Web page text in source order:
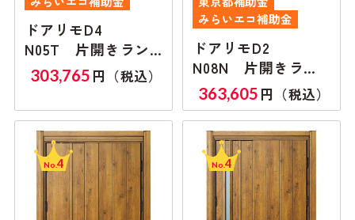
ドアリモD4
N05T 片開きラン
マ無し
303,765 円（税込）
みらいエコ補助金
ドアリモD2
N08N 片開きラン
マ付き
363,605 円（税込）
No. 4 No. 4